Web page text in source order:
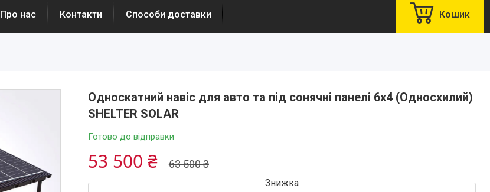
Про нас Контакти Способи доставки Кошик
Односкатний навіс для авто та під сонячні панелі 6х4 (Односхилий)
SHELTER SOLAR
Готово до відправки
63 500 ₴
53 500 ₴